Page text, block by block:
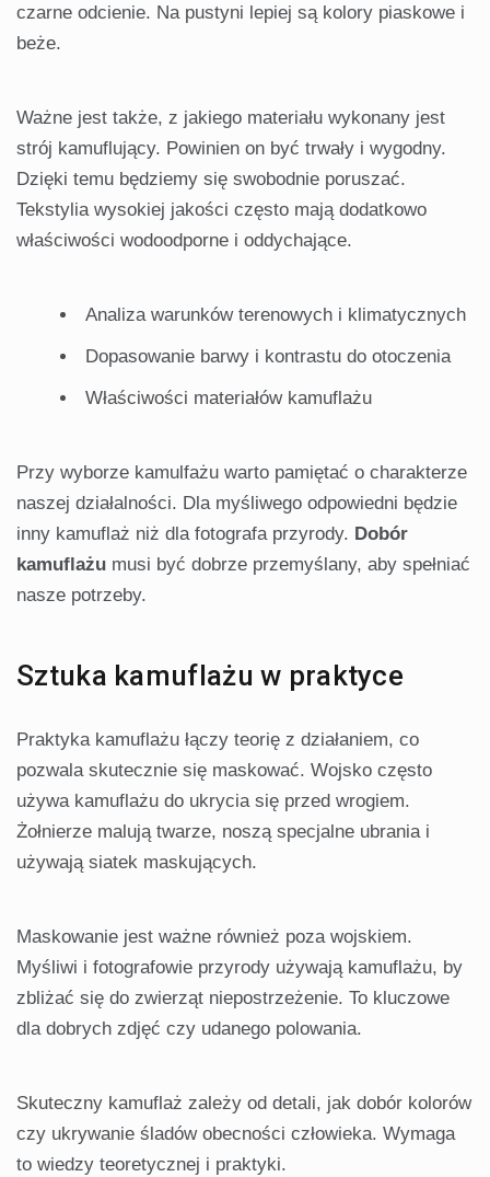
czarne odcienie. Na pustyni lepiej są kolory piaskowe i
beże.
Ważne jest także, z jakiego materiału wykonany jest
strój kamuflujący. Powinien on być trwały i wygodny.
Dzięki temu będziemy się swobodnie poruszać.
Tekstylia wysokiej jakości często mają dodatkowo
właściwości wodoodporne i oddychające.
Analiza warunków terenowych i klimatycznych
Dopasowanie barwy i kontrastu do otoczenia
Właściwości materiałów kamuflażu
Przy wyborze kamulfażu warto pamiętać o charakterze
naszej działalności. Dla myśliwego odpowiedni będzie
inny kamuflaż niż dla fotografa przyrody. Dobór
kamuflażu musi być dobrze przemyślany, aby spełniać
nasze potrzeby.
Sztuka kamuflażu w praktyce
Praktyka kamuflażu łączy teorię z działaniem, co
pozwala skutecznie się maskować. Wojsko często
używa kamuflażu do ukrycia się przed wrogiem.
Żołnierze malują twarze, noszą specjalne ubrania i
używają siatek maskujących.
Maskowanie jest ważne również poza wojskiem.
Myśliwi i fotografowie przyrody używają kamuflażu, by
zbliżać się do zwierząt niepostrzeżenie. To kluczowe
dla dobrych zdjęć czy udanego polowania.
Skuteczny kamuflaż zależy od detali, jak dobór kolorów
czy ukrywanie śladów obecności człowieka. Wymaga
to wiedzy teoretycznej i praktyki.